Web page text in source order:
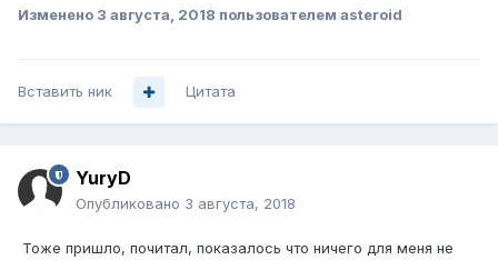
Изменено 3 августа, 2018 пользователем asteroid
Вставить ник Цитата
YuryD
Опубликовано 3 августа, 2018
Тоже пришло, почитал, показалось что ничего для меня не